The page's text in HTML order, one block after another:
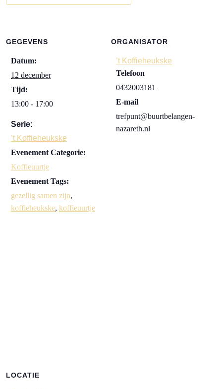
GEGEVENS
Datum:
12 december
Tijd:
13:00 - 17:00
Serie:
’t Koffieheukske
Evenement Categorie:
Koffieuurtje
Evenement Tags:
gezellig samen zijn,
koffieheukske, koffieuurtje
ORGANISATOR
’t Koffieheukske
Telefoon
0432003181
E-mail
trefpunt@buurtbelangen-
nazareth.nl
LOCATIE